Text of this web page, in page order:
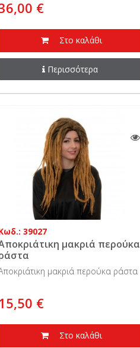
€
Στο καλάθι
Περισσότερα
39027
μακριά περούκα
μακριά περούκα ράστα
15,50 €
Στο καλάθι